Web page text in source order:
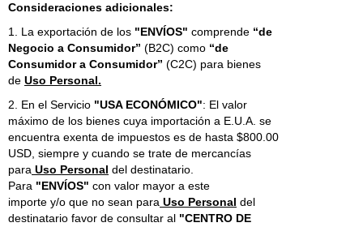
Consideraciones adicionales:
1. La exportación de los "ENVÍOS" comprende “de
Negocio a Consumidor” (B2C) como “de
Consumidor a Consumidor” (C2C) para bienes
de Uso Personal.
2. En el Servicio "USA ECONÓMICO": El valor
máximo de los bienes cuya importación a E.U.A. se
encuentra exenta de impuestos es de hasta $800.00
USD, siempre y cuando se trate de mercancías
para Uso Personal del destinatario.
Para "ENVÍOS" con valor mayor a este
importe y/o que no sean para Uso Personal del
destinatario favor de consultar al "CENTRO DE